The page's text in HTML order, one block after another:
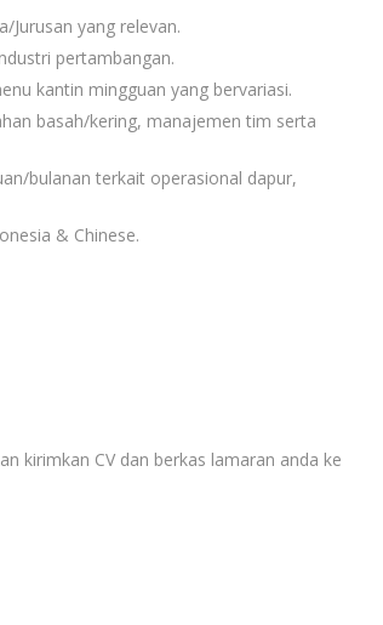
Jurusan yang relevan.
pertambangan.
kantin mingguan yang bervariasi.
basah/kering, manajemen tim serta
bulanan terkait operasional dapur,
& Chinese.
kirimkan CV dan berkas lamaran anda ke